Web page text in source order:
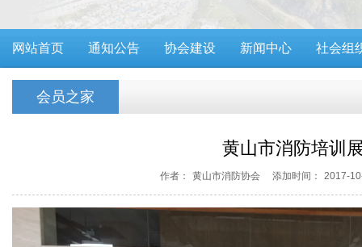
网站首页 通知公告 协会建设 新闻中心 社会组
会员之家
黄山市消防培训
作者： 黄山市消防协会 添加时间： 2017-